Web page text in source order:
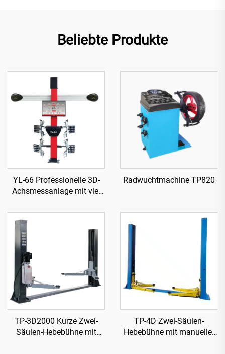
Beliebte Produkte
YL-66 Professionelle 3D-
Achsmessanlage mit vier
Radwuchtmachine TP820
TP-3D2000 Kurze Zwei-
Säulen-Hebebühne mit
TP-4D Zwei-Säulen-
Hebebühne mit manueller